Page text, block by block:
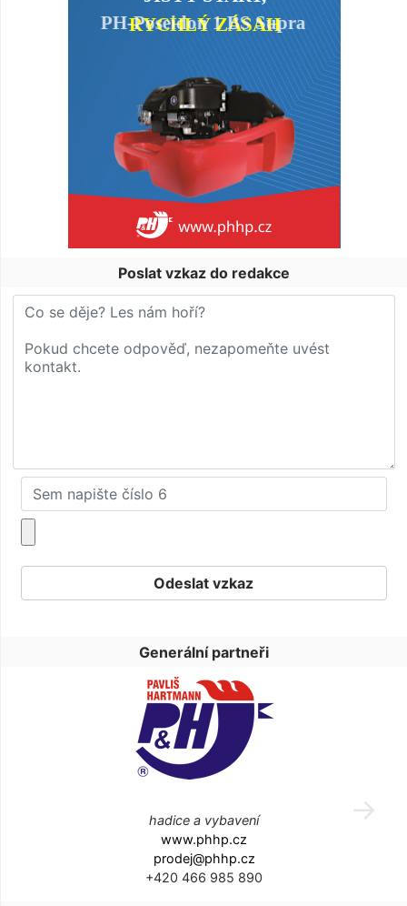
Poslat vzkaz do redakce
Generální partneři
hadice a vybavení
www.phhp.cz
prodej@phhp.cz
+420 466 985 890